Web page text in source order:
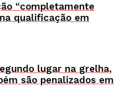
“completamente
qualificação em
lugar na grelha,
são penalizados em